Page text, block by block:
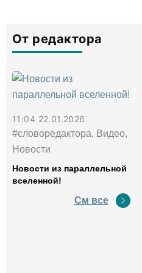
От редактора
11:04 22.01.2026
#словоредактора, Видео,
Новости
Новости из параллельной
вселенной!
См все